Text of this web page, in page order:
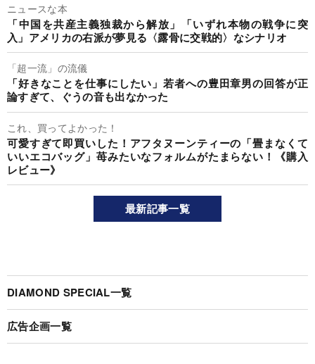
ニュースな本
「中国を共産主義独裁から解放」「いずれ本物の戦争に突
入」アメリカの右派が夢見る〈露骨に交戦的〉なシナリオ
「超一流」の流儀
「好きなことを仕事にしたい」若者への豊田章男の回答が正
論すぎて、ぐうの音も出なかった
これ、買ってよかった！
可愛すぎて即買いした！アフタヌーンティーの「畳まなくて
いいエコバッグ」苺みたいなフォルムがたまらない！《購入
レビュー》
最新記事一覧
DIAMOND SPECIAL一覧
広告企画一覧